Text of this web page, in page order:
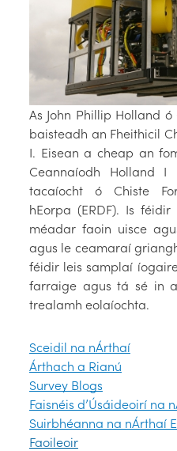
As John Phillip Holland
baisteadh an Fheithicil
I. Eisean a cheap an
Ceannaíodh Holland
tacaíocht ó Chiste
hEorpa (ERDF). Is
méadar faoin uisce
agus le ceamaraí
féidir leis samplaí
farraige agus tá sé in
trealamh eolaíochta.
Sceidil na nÁrthaí
Árthach a Rianú
Survey Blogs
Faisnéis d’Úsáideoirí na
Suirbhéanna na nÁrthaí
Faoileoir